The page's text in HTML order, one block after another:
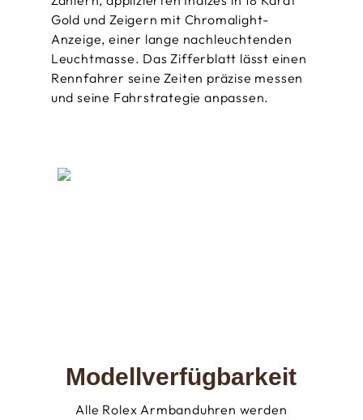
Gold und Zeigern mit Chromalight-
Anzeige, einer lange nachleuchtenden
Leuchtmasse. Das Zifferblatt lässt einen
Rennfahrer seine Zeiten präzise messen
und seine Fahrstrategie anpassen.
Modellverfügbarkeit
Alle Rolex Armbanduhren werden